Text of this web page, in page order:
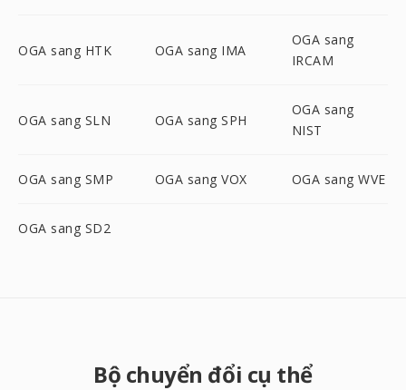
OGA sang HTK OGA sang IMA
OGA sang
IRCAM
OGA sang SLN OGA sang SPH
OGA sang
NIST
OGA sang SMP OGA sang VOX OGA sang WVE
OGA sang SD2
Bộ chuyển đổi cụ thể